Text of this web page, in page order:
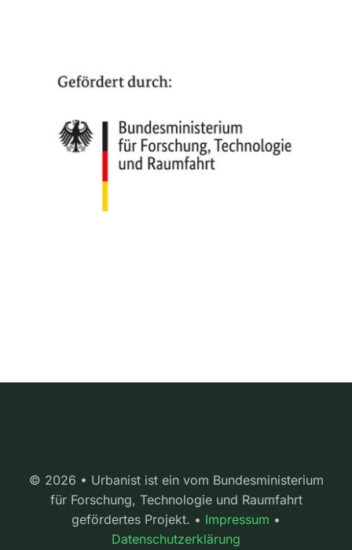
© 2026 • Urbanist ist ein vom Bundesministerium
für Forschung, Technologie und Raumfahrt
gefördertes Projekt. • Impressum •
Datenschutzerklärung